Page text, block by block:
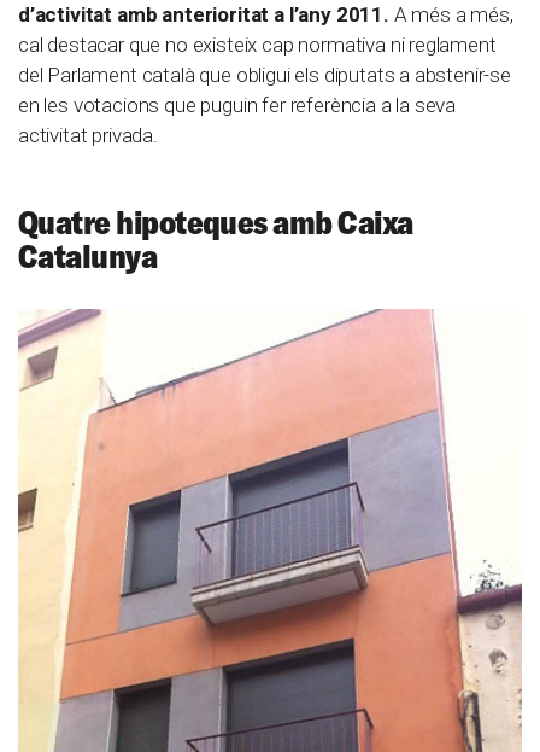
d’activitat amb anterioritat a l’any 2011. A més a més,
cal destacar que no existeix cap normativa ni reglament
del Parlament català que obligui els diputats a abstenir-se
en les votacions que puguin fer referència a la seva
activitat privada.
Quatre hipoteques amb Caixa
Catalunya